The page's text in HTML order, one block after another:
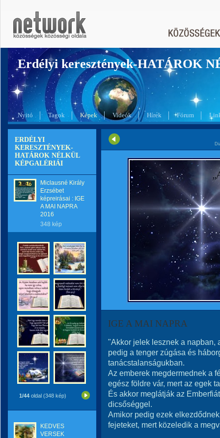
Erdélyi keresztények-HATÁROK
Nyitó Tagok Képek Videók Hírek Fórum
ERDÉLYI
KERESZTÉNYEK-
HATÁROK NÉLKÜL
KÉPGALÉRIÁI
Miclausné Király
Erzsébet
képreirásai : IGE
A MAI NAPRA
2016
348 kép
1/44 oldal (348 kép)
KEDVES
VERSEK
IGE A MAI NAPRA
"Akkor jelek lesznek a napban,
pedig a tenger zúgása és
tanácstalanságukban.
Az emberek megdermednek a
egész földre vár, mert az egek
És akkor meglátják az
dicsőséggel.
Amikor pedig ezek
fejeteket, mert közeledik a